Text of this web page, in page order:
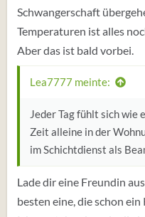
Schwangerschaft
Temperaturen ist alles
Aber das ist bald vorbei.
Lea7777 meinte:
Jeder Tag fühlt sich wie
Zeit alleine in der
im Schichtdienst als
Lade dir eine Freundin
besten eine, die schon ein